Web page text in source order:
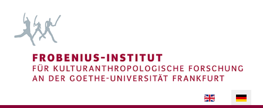
Sprache